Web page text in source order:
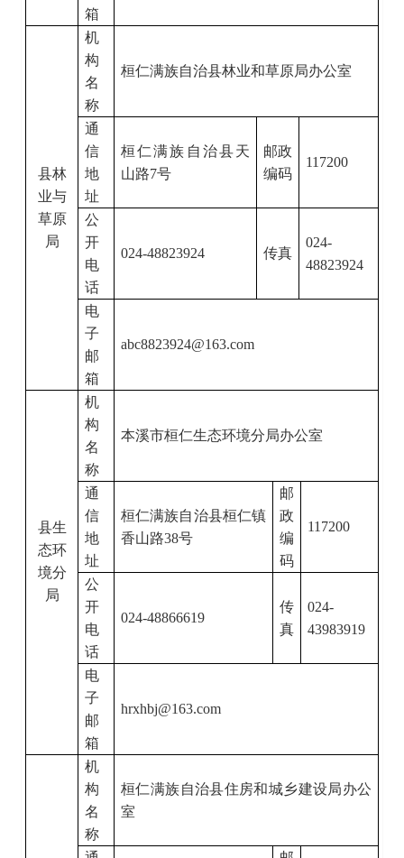
箱
县林
业与
草原
局
机
构
名
称
桓仁满族自治县林业和草原局办公室
通
信
地
址
桓仁满族自治县天
山路7号
邮政
编码
117200
公
开
电
话
024-48823924 传真
024-
48823924
电
子
邮
箱
abc8823924@163.com
县生
态环
境分
局
机
构
名
称
本溪市桓仁生态环境分局办公室
通
信
地
址
桓仁满族自治县桓仁镇
香山路38号
邮
政
编
码
117200
公
开
电
话
024-48866619
传
真
024-
43983919
电
子
邮
箱
hrxhbj@163.com
机
构
名
称
桓仁满族自治县住房和城乡建设局办公
室